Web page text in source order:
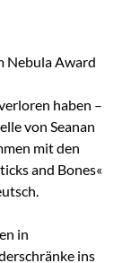
Nebula Award
haben –
von Seanan
mit den
and Bones«
in
ins